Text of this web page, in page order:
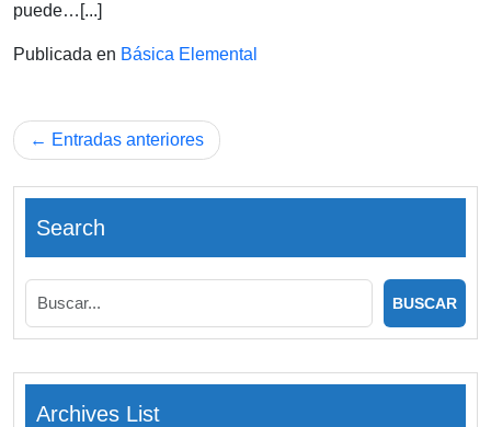
puede…[...]
Publicada en Básica Elemental
Navegación
de
entradas
Entradas anteriores
Search
Archives List